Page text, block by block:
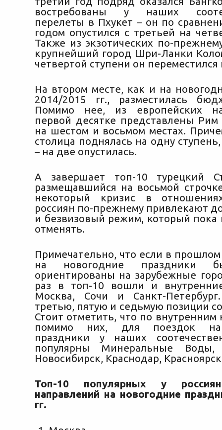
востребованы у наших
перелеты в Пхукет – он по
годом опустился с третьей на
Также из экзотических по-
крупнейший город Шри-Ланки
четвертой ступени он
На втором месте, как и на
2014/2015 гг., разместилась
Помимо нее, из европейских
первой десятке представлены Рим
на шестом и восьмом местах.
столица поднялась на одну
– на две опустилась.
А завершает топ-10 турецкий
размещавшийся на восьмой
некоторый кризис в
россиян по-прежнему привлекают
и безвизовый режим, который пока
отменять.
Примечательно, что если в прошлом
на новогодние праздники
ориентированы на зарубежные
раз в топ-10 вошли и
Москва, Сочи и Санкт-
третью, пятую и седьмую позиции
Стоит отметить, что по внутренним
помимо них, для поездок на
праздники у наших
популярны Минеральные Воды,
Новосибирск, Краснодар,
Топ-10 популярных у россиян
направлений на новогодние
гг.